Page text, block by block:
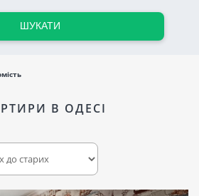
ШУКАТИ
В ОДЕСІ